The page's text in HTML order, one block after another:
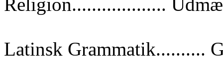
Latinsk Grammatik..........